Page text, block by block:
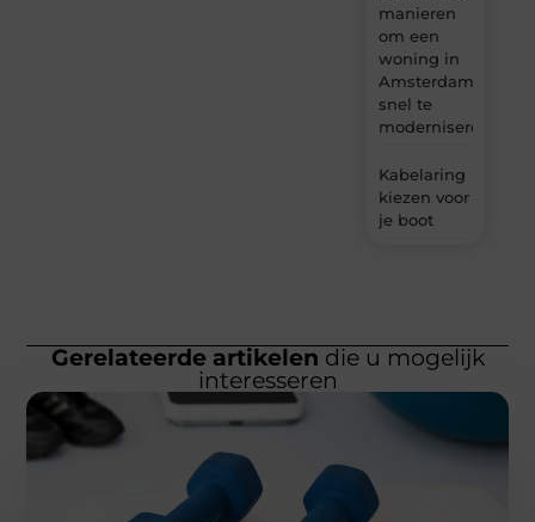
manieren
om een
woning in
Amsterdam
snel te
moderniseren
Kabelaring
kiezen voor
je boot
Gerelateerde artikelen die u mogelijk
interesseren